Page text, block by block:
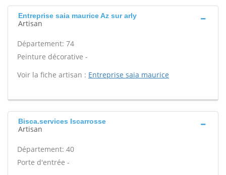
Entreprise saia maurice Az sur arly
Artisan
Département: 74
Peinture décorative -
Voir la fiche artisan : Entreprise saia maurice
Bisca.services Iscarrosse
Artisan
Département: 40
Porte d'entrée -